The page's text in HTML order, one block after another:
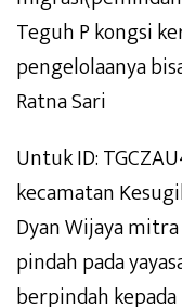
Teguh P kongsi
pengelolaanya
Ratna Sari
Untuk ID:
kecamatan
Dyan Wijaya
pindah pada
berpindah kepada